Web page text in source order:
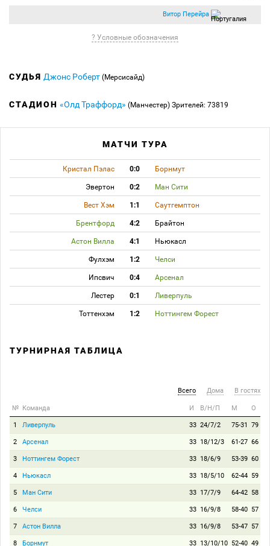
Витор Перейра
? Условные обозначения
СУДЬЯ Джонс Роберт (Мерсисайд)
СТАДИОН «Олд Траффорд» (Манчестер) Зрителей: 73819
МАТЧИ ТУРА
Кристал Пэлас 0:0 Борнмут
Эвертон 0:2 Ман Сити
Вест Хэм 1:1 Саутгемптон
Брентфорд 4:2 Брайтон
Астон Вилла 4:1 Ньюкасл
Фулхэм 1:2 Челси
Ипсвич 0:4 Арсенал
Лестер 0:1 Ливерпуль
Тоттенхэм 1:2 Ноттингем Форест
ТУРНИРНАЯ ТАБЛИЦА
Всего Дома В гостях
№ Команда И В/Н/П М О
1 Ливерпуль 33 24/7/2 75-31 79
2 Арсенал 33 18/12/3 61-27 66
3 Ноттингем Форест 33 18/6/9 53-39 60
4 Ньюкасл 33 18/5/10 62-44 59
5 Ман Сити 33 17/7/9 64-42 58
6 Челси 33 16/9/8 58-40 57
7 Астон Вилла 33 16/9/8 53-47 57
8 Борнмут 33 13/10/10 52-40 49